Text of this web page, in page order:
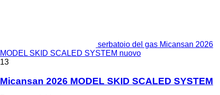
serbatoio del gas Micansan 2026
MODEL SKID SCALED SYSTEM nuovo
13
Micansan 2026 MODEL SKID SCALED SYSTEM